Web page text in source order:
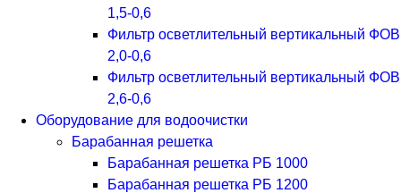
1,5-0,6
Фильтр осветлительный вертикальный ФОВ
2,0-0,6
Фильтр осветлительный вертикальный ФОВ
2,6-0,6
Оборудование для водоочистки
Барабанная решетка
Барабанная решетка РБ 1000
Барабанная решетка РБ 1200